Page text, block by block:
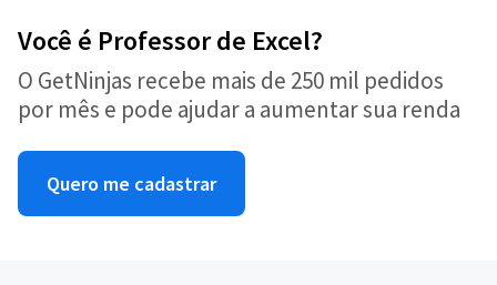
Você é Professor de Excel?
O GetNinjas recebe mais de 250 mil pedidos
por mês e pode ajudar a aumentar sua renda
Quero me cadastrar